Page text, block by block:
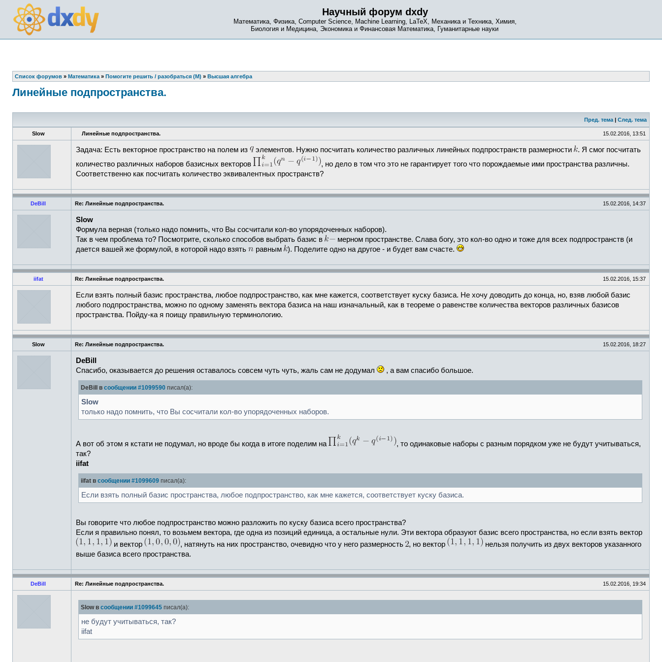
Научный форум dxdy
Математика, Физика, Computer Science, Machine Learning, LaTeX, Механика и Техника, Химия,
Биология и Медицина, Экономика и Финансовая Математика, Гуманитарные науки
Список форумов » Математика » Помогите решить / разобраться (М) » Высшая алгебра
Линейные подпространства.
Пред. тема | След. тема
Slow Линейные подпространства. 15.02.2016, 13:51
Задача: Есть векторное пространство на полем из элементов. Нужно посчитать количество различных линейных подпространств размерности
. Я смог посчитать
количество различных наборов базисных векторов
, но дело в том что это не гарантирует того что порождаемые ими пространства различны.
Соответственно как посчитать количество эквивалентных пространств?
DeBill Re: Линейные подпространства. 15.02.2016, 14:37
Slow
Формула верная (только надо помнить, что Вы сосчитали кол-во упорядоченных наборов).
Так в чем проблема то? Посмотрите, сколько способов выбрать базис в
мерном пространстве. Слава богу, это кол-во одно и тоже для всех подпространств (и
дается вашей же формулой, в которой надо взять
равным ). Поделите одно на другое - и будет вам счасте.
iifat Re: Линейные подпространства. 15.02.2016, 15:37
Если взять полный базис пространства, любое подпространство, как мне кажется, соответствует куску базиса. Не хочу доводить до конца, но, взяв любой базис
любого подпространства, можно по одному заменять вектора базиса на наш изначальный, как в теореме о равенстве количества векторов различных базисов
пространства. Пойду-ка я поищу правильную терминологию.
Slow Re: Линейные подпространства. 15.02.2016, 18:27
DeBill
Спасибо, оказывается до решения оставалось совсем чуть чуть, жаль сам не додумал
, а вам спасибо большое.
DeBill в сообщении #1099590 писал(а):
Slow
только надо помнить, что Вы сосчитали кол-во упорядоченных наборов.
А вот об этом я кстати не подумал, но вроде бы когда в итоге поделим на
, то одинаковые наборы с разным порядком уже не будут учитываться,
так?
iifat
iifat в сообщении #1099609 писал(а):
Если взять полный базис пространства, любое подпространство, как мне кажется, соответствует куску базиса.
Вы говорите что любое подпространство можно разложить по куску базиса всего пространства?
Если я правильно понял, то возьмем вектора, где одна из позиций единица, а остальные нули. Эти вектора образуют базис всего пространства, но если взять вектор
и вектор
, натянуть на них пространство, очевидно что у него размерность , но вектор
нельзя получить из двух векторов указанного
выше базиса всего пространства.
DeBill Re: Линейные подпространства. 15.02.2016, 19:34
Slow в сообщении #1099645 писал(а):
не будут учитываться, так?
iifat